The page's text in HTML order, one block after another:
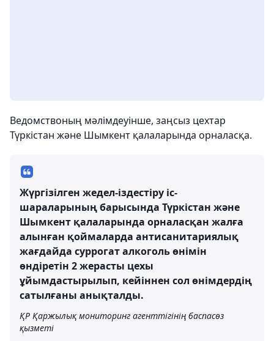
Ведомствоның мәлімдеуінше, заңсыз цехтар
Түркістан және Шымкент қалаларында орналасқа.
Жүргізілген жедел-іздестіру іс-
шараларының барысында Түркістан және
Шымкент қалаларында орналасқан жалға
алынған қоймаларда антисанитариялық
жағдайда суррогат алкоголь өнімін
өндіретін 2 жерасты цехы
ұйымдастырылып, кейіннен сол өнімдердің
сатылғаны анықталды.
ҚР Қаржылық мониторинг агенттігінің баспасөз
қызметі